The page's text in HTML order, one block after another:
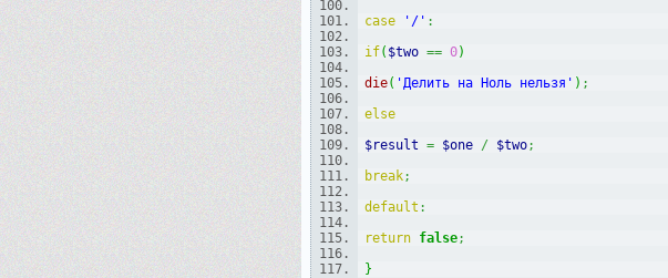
case
'/' :
if( $two == 0)
die( 'Делить на Ноль нельзя' ) ;
else
$result = $one / $two;
break;
default :
return false;
}